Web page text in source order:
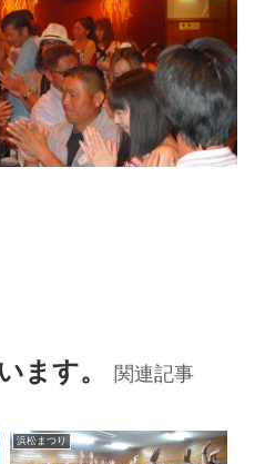
ます。 関連記事
浜松まつり